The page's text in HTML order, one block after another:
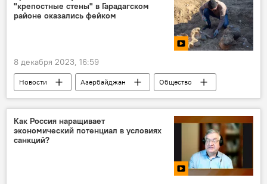
Экономика
Восточный Зангезур
"крепостные стены" в Гарадагском
районе оказались фейком
8 декабря 2023, 16:59
Новости Азербайджан
Общество
Гарадагский район
Баку НАНА
Как Россия наращивает
экономический потенциал в условиях
санкций?